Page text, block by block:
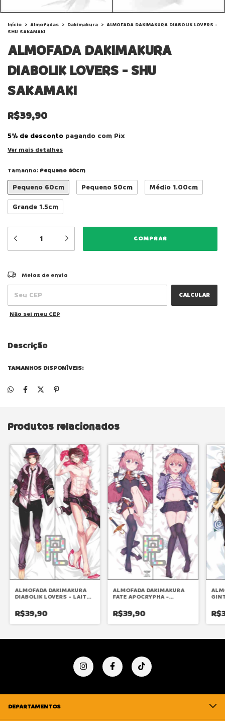
Início > Almofadas > Dakimakura > ALMOFADA DAKIMAKURA DIABOLIK LOVERS -
SHU SAKAMAKI
ALMOFADA DAKIMAKURA
DIABOLIK LOVERS - SHU
SAKAMAKI
R$39,90
5% de desconto pagando com Pix
Ver mais detalhes
Tamanho: Pequeno 60cm
Pequeno 60cm Pequeno 50cm Médio 1.00cm
Grande 1.5cm
Entregas para o CEP:
Meios de envio
CALCULAR
Não sei meu CEP
Descrição
TAMANHOS DISPONÍVEIS:
Produtos relacionados
ALMOFADA DAKIMAKURA
DIABOLIK LOVERS - LAITO
R$39,90
ALMOFADA DAKIMAKURA
FATE APOCRYPHA -
R$39,90
DEPARTAMENTOS